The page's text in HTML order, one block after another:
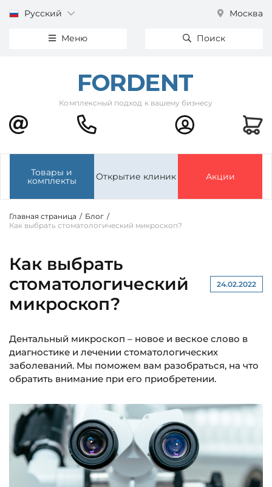
Русский Москва
Меню Поиск
Комплексный подход к вашему бизнесу
Товары и
комплекты Открытие клиник Акции
Главная страница / Блог /
Как выбрать стоматологический микроскоп?
Как выбрать
стоматологический
микроскоп?
24.02.2022
Дентальный микроскоп – новое и веское слово в
диагностике и лечении стоматологических
заболеваний. Мы поможем вам разобраться, на что
обратить внимание при его приобретении.